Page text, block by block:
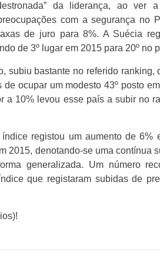
da liderança, ao ver
com a segurança no
de juro para 8%. A Suécia
de 3º lugar em 2015 para 20º no
subiu bastante no referido ranking,
ocupar um modesto 43º posto
a 10% levou esse país a subir no
registou um aumento de 6%
2015, denotando-se uma contínua
generalizada. Um número
que registaram subidas de